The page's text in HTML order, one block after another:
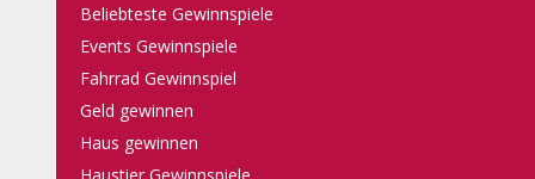
Beliebteste Gewinnspiele
Events Gewinnspiele
Fahrrad Gewinnspiel
Geld gewinnen
Haus gewinnen